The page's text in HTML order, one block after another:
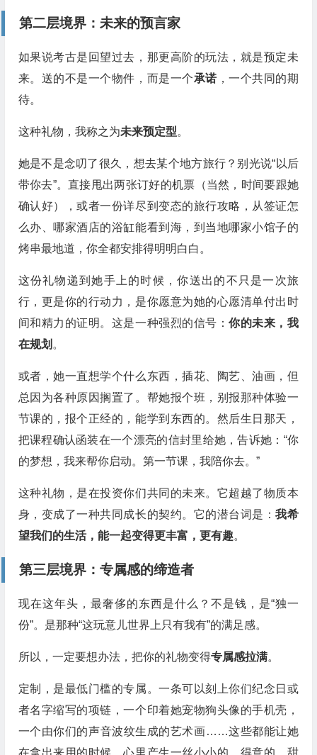
第二层境界：未来的预言家
如果说考古是回望过去，那更高阶的玩法，就是预定未
来。送的不是一个物件，而是一个承诺 ，一个共同的期
待。
这种礼物，我称之为未来预定型。
她是不是念叨了很久，想去某个地方旅行？别光说“以后
带你去”。直接甩出两张订好的机票（当然，时间要跟她
确认好），或者一份详尽到变态的旅行攻略，从签证怎
么办、哪家酒店的浴缸能看到海，到当地哪家小馆子的
烤串最地道，你全都安排得明明白白。
这份礼物递到她手上的时候，你送出的不只是一次旅
行，更是你的行动力，是你愿意为她的心愿清单付出时
间和精力的证明。这是一种强烈的信号：你的未来，我
在规划 。
或者，她一直想学个什么东西，插花、陶艺、油画，但
总因为各种原因搁置了。帮她报个班，别报那种体验一
节课的，报个正经的，能学到东西的。然后生日那天，
把课程确认函装在一个漂亮的信封里给她，告诉她：“你
的梦想，我来帮你启动。第一节课，我陪你去。”
这种礼物，是在投资你们共同的未来。它超越了物质本
身，变成了一种共同成长的契约。它的潜台词是：我希
望我们的生活，能一起变得更丰富，更有趣。
第三层境界：专属感的缔造者
现在这年头，最奢侈的东西是什么？不是钱，是“独一
份”。是那种“这玩意儿世界上只有我有”的满足感。
所以，一定要想办法，把你的礼物变得专属感拉满。
定制，是最低门槛的专属。一条可以刻上你们纪念日或
者名字缩写的项链，一个印着她宠物狗头像的手机壳，
一个由你们的声音波纹生成的艺术画……这些都能让她
在拿出来用的时候，心里产生一丝小小的、得意的、甜